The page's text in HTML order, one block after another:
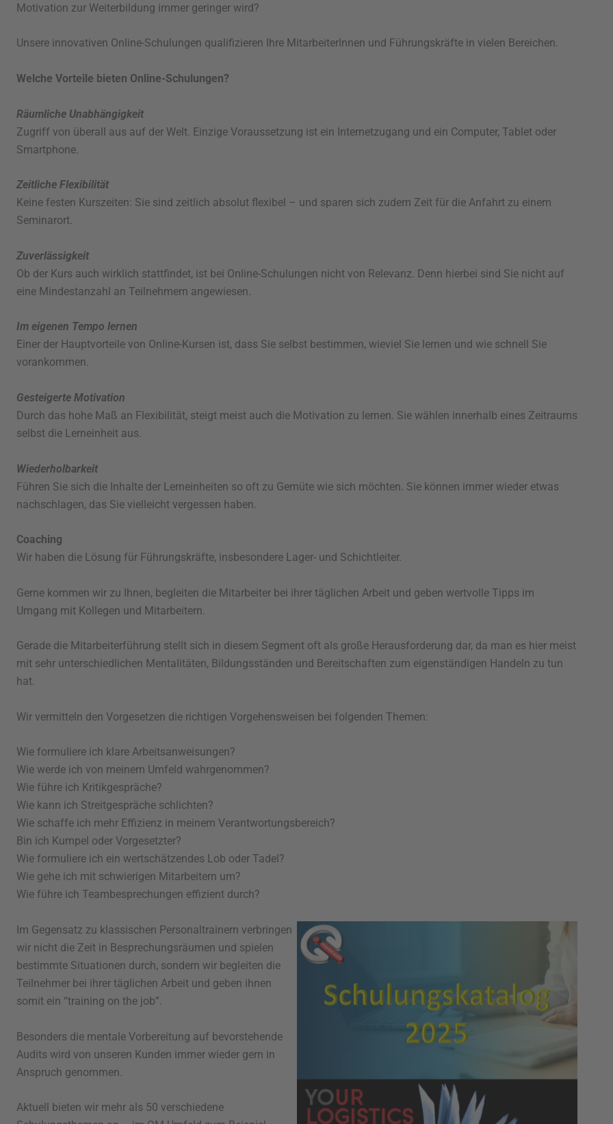
Motivation zur Weiterbildung immer geringer wird?
Unsere innovativen Online-Schulungen qualifizieren Ihre MitarbeiterInnen und Führungskräfte in vielen Bereichen.
Welche Vorteile bieten Online-Schulungen?
Räumliche Unabhängigkeit
Zugriff von überall aus auf der Welt. Einzige Voraussetzung ist ein Internetzugang und ein Computer, Tablet oder
Smartphone.
Zeitliche Flexibilität
Keine festen Kurszeiten: Sie sind zeitlich absolut flexibel – und sparen sich zudem Zeit für die Anfahrt zu einem
Seminarort.
Zuverlässigkeit
Ob der Kurs auch wirklich stattfindet, ist bei Online-Schulungen nicht von Relevanz. Denn hierbei sind Sie nicht auf
eine Mindestanzahl an Teilnehmern angewiesen.
Im eigenen Tempo lernen
Einer der Hauptvorteile von Online-Kursen ist, dass Sie selbst bestimmen, wieviel Sie lernen und wie schnell Sie
vorankommen.
Gesteigerte Motivation
Durch das hohe Maß an Flexibilität, steigt meist auch die Motivation zu lernen. Sie wählen innerhalb eines Zeitraums
selbst die Lerneinheit aus.
Wiederholbarkeit
Führen Sie sich die Inhalte der Lerneinheiten so oft zu Gemüte wie sich möchten. Sie können immer wieder etwas
nachschlagen, das Sie vielleicht vergessen haben.
Coaching
Wir haben die Lösung für Führungskräfte, insbesondere Lager- und Schichtleiter.
Gerne kommen wir zu Ihnen, begleiten die Mitarbeiter bei ihrer täglichen Arbeit und geben wertvolle Tipps im
Umgang mit Kollegen und Mitarbeitern.
Gerade die Mitarbeiterführung stellt sich in diesem Segment oft als große Herausforderung dar, da man es hier meist
mit sehr unterschiedlichen Mentalitäten, Bildungsständen und Bereitschaften zum eigenständigen Handeln zu tun
hat.
Wir vermitteln den Vorgesetzen die richtigen Vorgehensweisen bei folgenden Themen:
Wie formuliere ich klare Arbeitsanweisungen?
Wie werde ich von meinem Umfeld wahrgenommen?
Wie führe ich Kritikgespräche?
Wie kann ich Streitgespräche schlichten?
Wie schaffe ich mehr Effizienz in meinem Verantwortungsbereich?
Bin ich Kumpel oder Vorgesetzter?
Wie formuliere ich ein wertschätzendes Lob oder Tadel?
Wie gehe ich mit schwierigen Mitarbeitern um?
Wie führe ich Teambesprechungen effizient durch?
Im Gegensatz zu klassischen Personaltrainern verbringen
wir nicht die Zeit in Besprechungsräumen und spielen
bestimmte Situationen durch, sondern wir begleiten die
Teilnehmer bei ihrer täglichen Arbeit und geben ihnen
somit ein “training on the job”.
Besonders die mentale Vorbereitung auf bevorstehende
Audits wird von unseren Kunden immer wieder gern in
Anspruch genommen.
Aktuell bieten wir mehr als 50 verschiedene